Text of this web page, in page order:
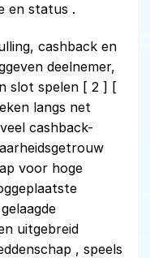
en status .
cashback en
deelnemer,
slot spelen [ 2 ] [
langs net
cashback-
voor hoge
uitgebreid
, speels